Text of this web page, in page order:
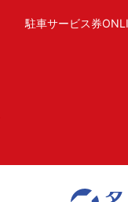
駐車サービス券